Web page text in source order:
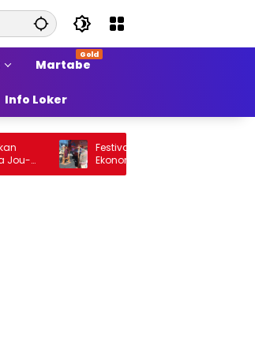
Martabe
Info Loker
Festival Tao Toba Jou-Jou Sokong
Ekonomi Samosir Naik Kelas dan
Pariwisata Menjadi Sumber